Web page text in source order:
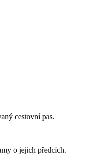
cestovní pas.
o jejich předcích.